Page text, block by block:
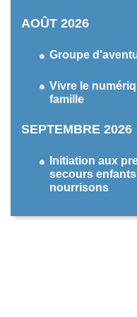
AOÛT 2026
Groupe
Vivre le
famille
SEPTEMBRE 2026
Initiation aux
secours
nourrisons